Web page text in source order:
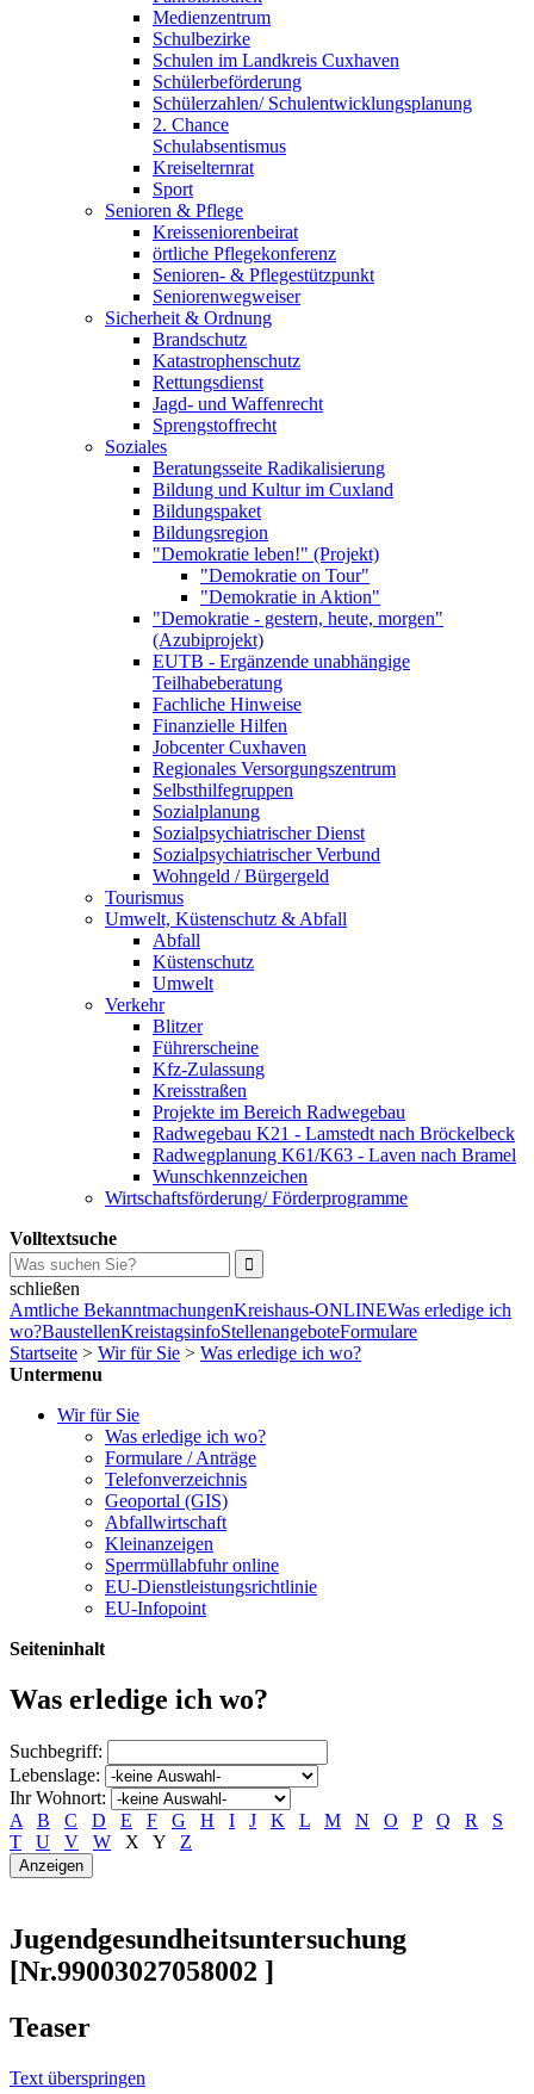
Medienzentrum
Schulbezirke
Schulen im Landkreis Cuxhaven
Schülerbeförderung
Schülerzahlen/ Schulentwicklungsplanung
2. Chance
Schulabsentismus
Kreiselternrat
Sport
Senioren & Pflege
Kreisseniorenbeirat
örtliche Pflegekonferenz
Senioren- & Pflegestützpunkt
Seniorenwegweiser
Sicherheit & Ordnung
Brandschutz
Katastrophenschutz
Rettungsdienst
Jagd- und Waffenrecht
Sprengstoffrecht
Soziales
Beratungsseite Radikalisierung
Bildung und Kultur im Cuxland
Bildungspaket
Bildungsregion
"Demokratie leben!" (Projekt)
"Demokratie on Tour"
"Demokratie in Aktion"
"Demokratie - gestern, heute, morgen"
(Azubiprojekt)
EUTB - Ergänzende unabhängige
Teilhabeberatung
Fachliche Hinweise
Finanzielle Hilfen
Jobcenter Cuxhaven
Regionales Versorgungszentrum
Selbsthilfegruppen
Sozialplanung
Sozialpsychiatrischer Dienst
Sozialpsychiatrischer Verbund
Wohngeld / Bürgergeld
Tourismus
Umwelt, Küstenschutz & Abfall
Abfall
Küstenschutz
Umwelt
Verkehr
Blitzer
Führerscheine
Kfz-Zulassung
Kreisstraßen
Projekte im Bereich Radwegebau
Radwegebau K21 - Lamstedt nach Bröckelbeck
Radwegplanung K61/K63 - Laven nach Bramel
Wunschkennzeichen
Wirtschaftsförderung/ Förderprogramme
Volltextsuche
schließen
Amtliche BekanntmachungenKreishaus-ONLINEWas erledige ich
wo?BaustellenKreistagsinfoStellenangeboteFormulare
Startseite > Wir für Sie > Was erledige ich wo?
Untermenu
Wir für Sie
Was erledige ich wo?
Formulare / Anträge
Telefonverzeichnis
Geoportal (GIS)
Abfallwirtschaft
Kleinanzeigen
Sperrmüllabfuhr online
EU-Dienstleistungsrichtlinie
EU-Infopoint
Seiteninhalt
Was erledige ich wo?
Suchbegriff:
Lebenslage:
Ihr Wohnort:
A
B C D E F G H I J K L M N O P Q R
S
T
U V W X Y Z
Jugendgesundheitsuntersuchung
[Nr.99003027058002 ]
Teaser
Text überspringen